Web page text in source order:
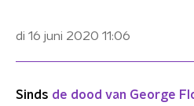
di 16 juni 2020 11:06
Sinds de dood van George